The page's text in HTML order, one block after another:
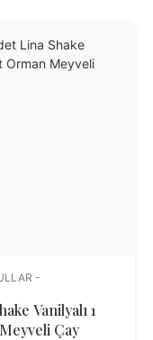
-
Vanilyalı 1
Çay